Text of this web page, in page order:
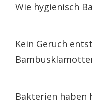
Wie hygienisch
Kein Geruch
Bakterien haben